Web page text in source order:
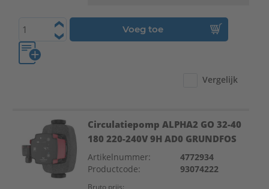
Voeg toe
Vergelijk
Circulatiepomp ALPHA2 GO 32-40
180 220-240V 9H AD0 GRUNDFOS
Artikelnummer:
4772934
Productcode:
93074222
Bruto prijs: